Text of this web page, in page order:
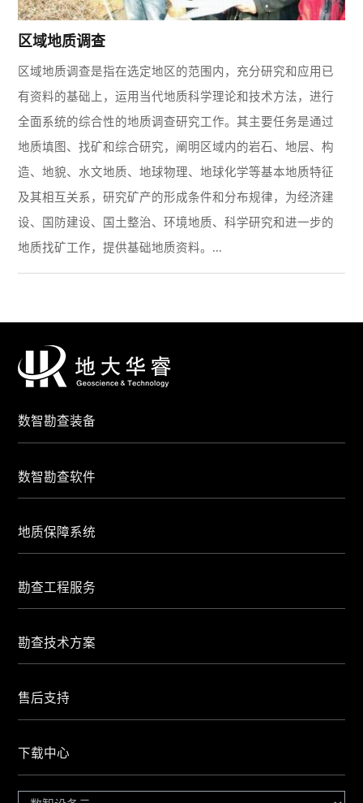
区域地质调查
区域地质调查是指在选定地区的范围内，充分研究和应用已
有资料的基础上，运用当代地质科学理论和技术方法，进行
全面系统的综合性的地质调查研究工作。其主要任务是通过
地质填图、找矿和综合研究，阐明区域内的岩石、地层、构
造、地貌、水文地质、地球物理、地球化学等基本地质特征
及其相互关系，研究矿产的形成条件和分布规律，为经济建
设、国防建设、国土整治、环境地质、科学研究和进一步的
地质找矿工作，提供基础地质资料。...
数智勘查装备
数智勘查软件
地质保障系统
勘查工程服务
勘查技术方案
售后支持
下载中心